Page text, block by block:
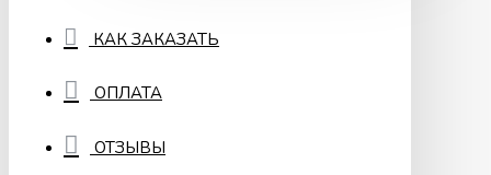
КАК ЗАКАЗАТЬ
ОПЛАТА
ОТЗЫВЫ